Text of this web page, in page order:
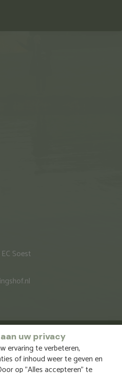
Soest
– Funus B.V.
Boerhaave Funus Uitvaartzorg
Uitvaartzorg Bommelerwaard
uw privacy
ervaring te verbeteren,
of inhoud weer te geven en
op "Alles accepteren" te